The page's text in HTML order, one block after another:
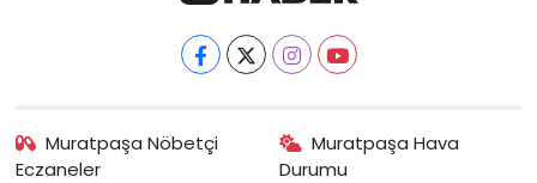
Muratpaşa Nöbetçi
Eczaneler
Muratpaşa Hava
Durumu